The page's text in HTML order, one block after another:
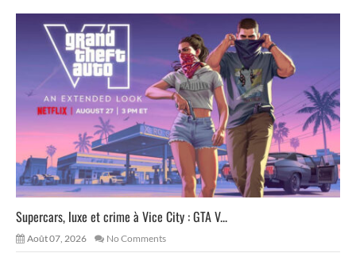
Supercars, luxe et crime à Vice City : GTA V...
Août 07, 2026 No Comments